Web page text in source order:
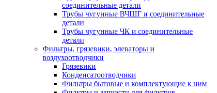
соединительные детали
Трубы чугунные ВЧШГ и соединительные
детали
Трубы чугунные ЧК и соединительные
детали
Фильтры, грязевики, элеваторы и
воздухоотводчики
Грязевики
Конденсатоотводчики
Фильтры бытовые и комплектующие к ним